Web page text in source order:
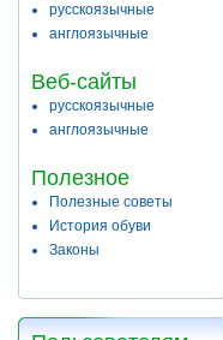
русскоязычные
англоязычные
Веб-сайты
русскоязычные
англоязычные
Полезное
Полезные советы
История обуви
Законы